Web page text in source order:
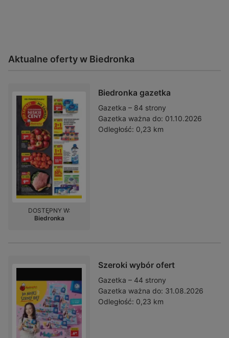
Aktualne oferty w Biedronka
Biedronka gazetka
Gazetka – 84 strony
Gazetka ważna do: 01.10.2026
Odległość: 0,23 km
DOSTĘPNY W:
Biedronka
Szeroki wybór ofert
Gazetka – 44 strony
Gazetka ważna do: 31.08.2026
Odległość: 0,23 km